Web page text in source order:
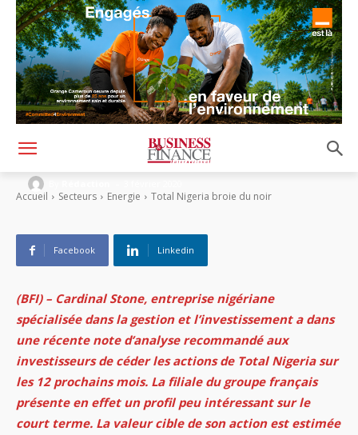
Accueil Secteurs Energie Total Nigeria broie du noir
Total Nigeria broie du noir
Facebook Linkedin
(BFI) – Cardinal Stone, entreprise nigériane
spécialisée dans la gestion et l’investissement a dans
une récente note d’analyse recommandé aux
investisseurs de céder les actions de Total Nigeria sur
les 12 prochains mois. La filiale du groupe français
présente en effet un profil peu intéressant sur le
court terme. La valeur cible de son action est estimée